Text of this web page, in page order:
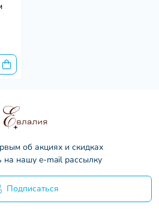
об акциях и скидках
на нашу e-mail рассылку
Подписаться